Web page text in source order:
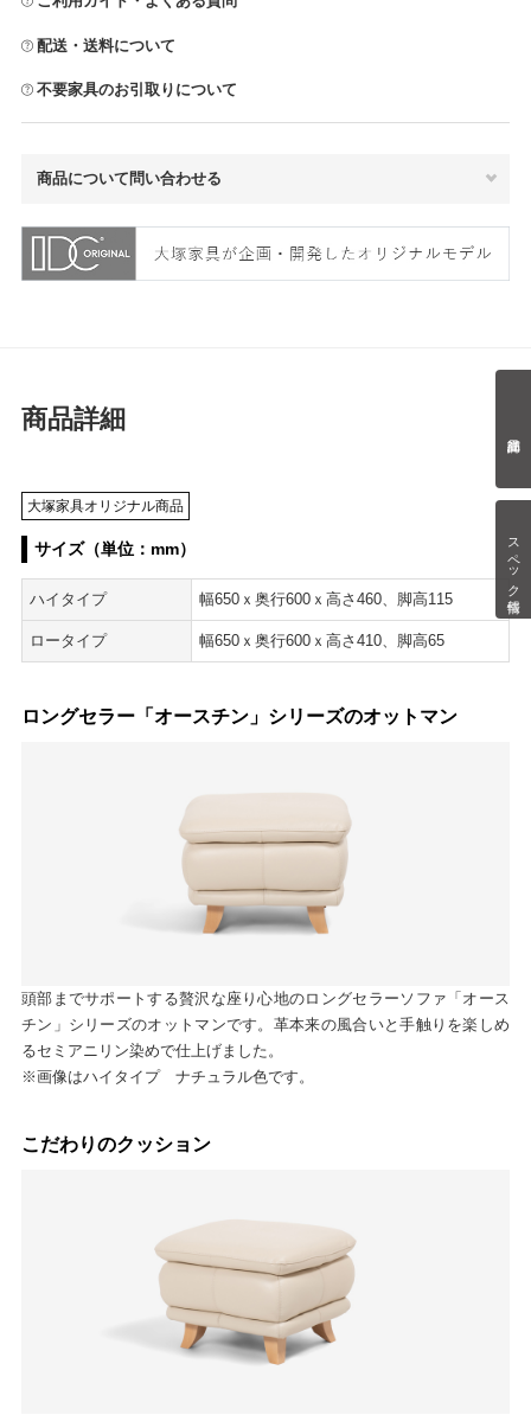
スペック情報
配送・送料について
不要家具のお引取りについて
商品について問い合わせる
商品詳細
大塚家具オリジナル商品
サイズ（単位：mm）
ハイタイプ 幅650ｘ奥行600ｘ高さ460、脚高115
ロータイプ 幅650ｘ奥行600ｘ高さ410、脚高65
ロングセラー「オースチン」シリーズのオットマン
頭部までサポートする贅沢な座り心地のロングセラーソファ「オース
チン」シリーズのオットマンです。革本来の風合いと手触りを楽しめ
るセミアニリン染めで仕上げました。
※画像はハイタイプ ナチュラル色です。
こだわりのクッション